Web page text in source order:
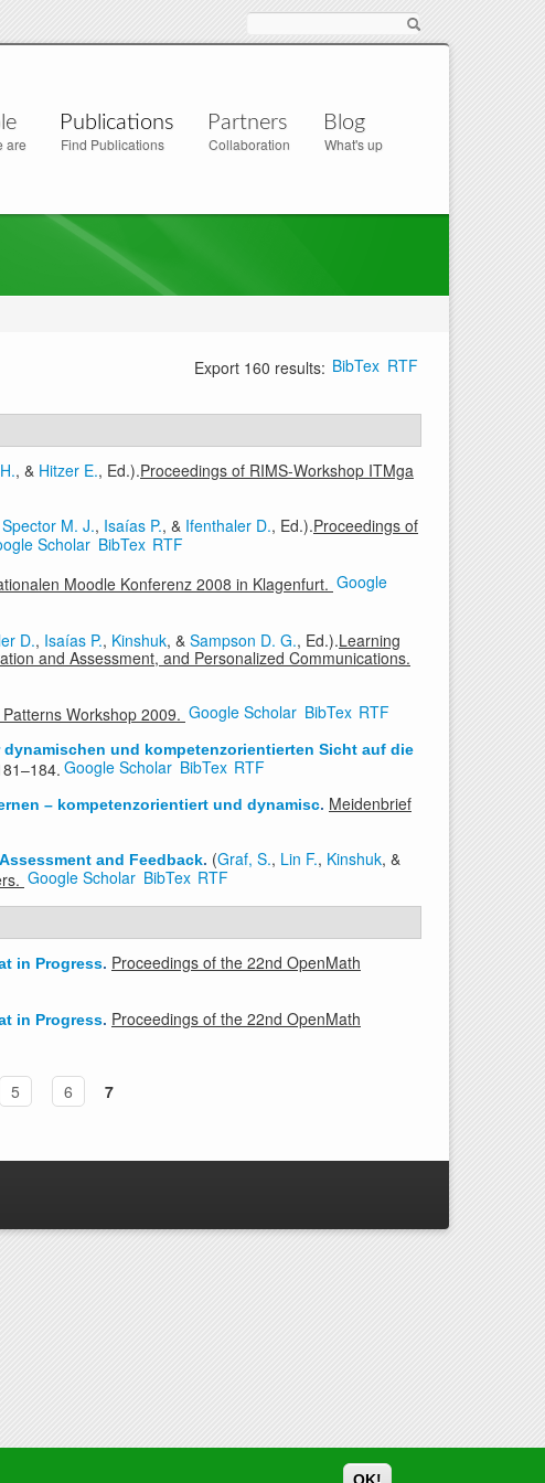
are
Publications
Find Publications
Partners
Collaboration
Blog
What's up
Export 160 results: BibTex RTF
, & Hitzer E., Ed.).Proceedings of RIMS-Workshop ITMga
Spector M. J., Isaías P., & Ifenthaler D., Ed.).Proceedings of
Scholar BibTex RTF
Moodle Konferenz 2008 in Klagenfurt. Google
D., Isaías P., Kinshuk, & Sampson D. G., Ed.).Learning
and Assessment, and Personalized Communications.
Workshop 2009. Google Scholar BibTex RTF
und kompetenzorientierten Sicht auf die
Google Scholar BibTex RTF
– kompetenzorientiert und dynamisc. Meidenbrief
and Feedback. (Graf, S., Lin F., Kinshuk, &
Google Scholar BibTex RTF
in Progress. Proceedings of the 22nd OpenMath
in Progress. Proceedings of the 22nd OpenMath
5 6 7